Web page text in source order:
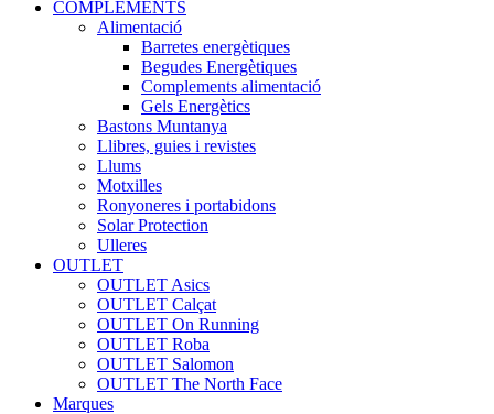
COMPLEMENTS
Alimentació
Barretes energètiques
Begudes Energètiques
Complements alimentació
Gels Energètics
Bastons Muntanya
Llibres, guies i revistes
Llums
Motxilles
Ronyoneres i portabidons
Solar Protection
Ulleres
OUTLET
OUTLET Asics
OUTLET Calçat
OUTLET On Running
OUTLET Roba
OUTLET Salomon
OUTLET The North Face
Marques